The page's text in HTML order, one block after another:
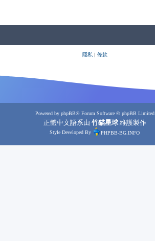
隱私 | 條款
Powered by phpBB® Forum Software © phpBB Limited
正體中文語系由 竹貓星球維護製作
Style Developed By PHPBB-BG.INFO